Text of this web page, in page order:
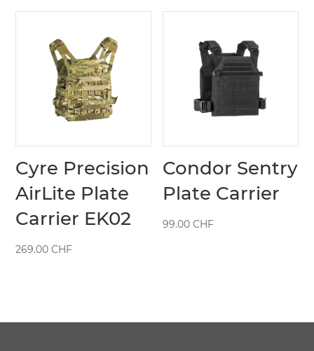
Cyre Precision
AirLite Plate
Carrier EK02
269.00CHF
Condor Sentry
Plate Carrier
99.00CHF